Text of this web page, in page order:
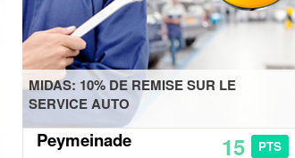
MIDAS: 10% DE REMISE SUR LE
SERVICE AUTO
Peymeinade 15 PTS